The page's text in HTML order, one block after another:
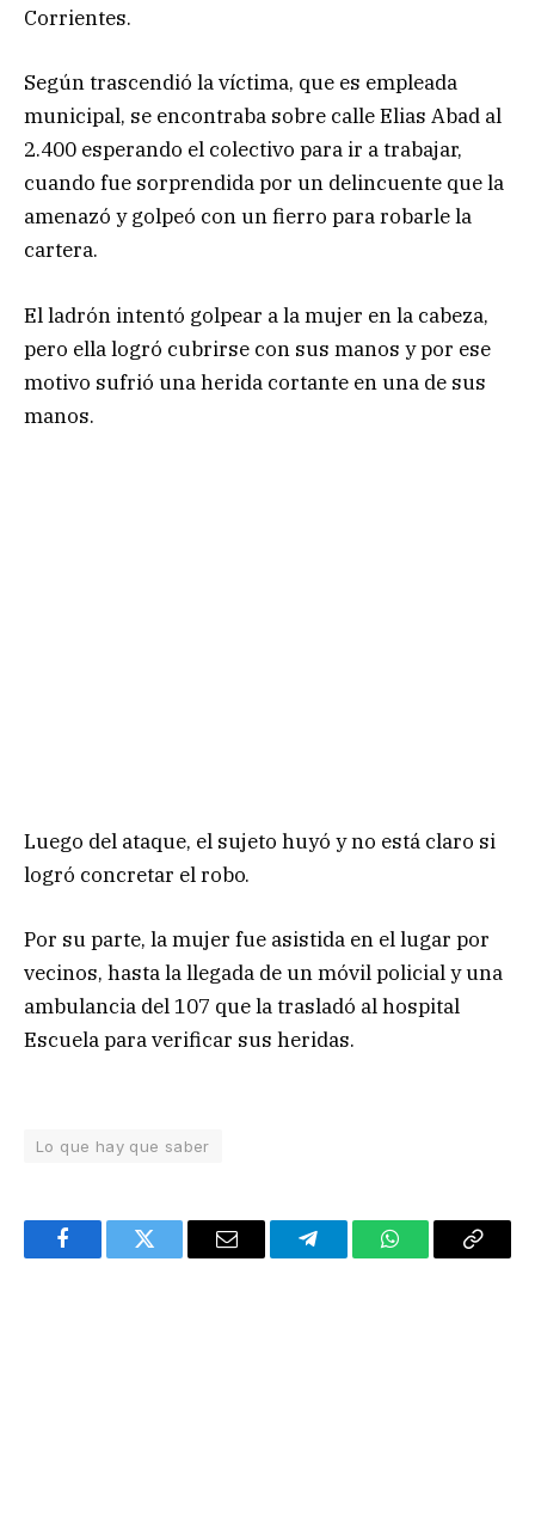
Corrientes.
Según trascendió la víctima, que es empleada
municipal, se encontraba sobre calle Elias Abad al
2.400 esperando el colectivo para ir a trabajar,
cuando fue sorprendida por un delincuente que la
amenazó y golpeó con un fierro para robarle la
cartera.
El ladrón intentó golpear a la mujer en la cabeza,
pero ella logró cubrirse con sus manos y por ese
motivo sufrió una herida cortante en una de sus
manos.
Luego del ataque, el sujeto huyó y no está claro si
logró concretar el robo.
Por su parte, la mujer fue asistida en el lugar por
vecinos, hasta la llegada de un móvil policial y una
ambulancia del 107 que la trasladó al hospital
Escuela para verificar sus heridas.
Lo que hay que saber
FacebookTwitter Email TelegramWhatsAppCopy